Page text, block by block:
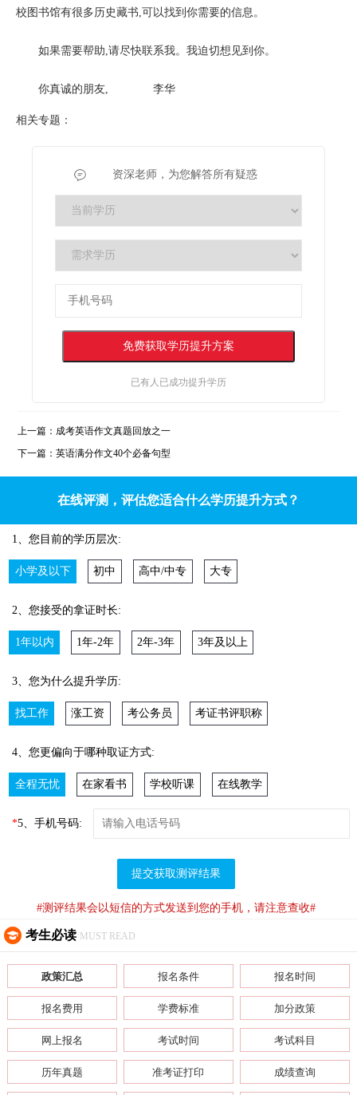
校图书馆有很多历史藏书,可以找到你需要的信息。
如果需要帮助,请尽快联系我。我迫切想见到你。
你真诚的朋友, 李华
相关专题：
资深老师，为您解答所有疑惑
已有 人已成功提升学历
上一篇： 成考英语作文真题回放之一
下一篇： 英语满分作文40个必备句型
在线评测，评估您适合什么学历提升方式？
1、您目前的学历层次:
小学及以下 初中 高中/中专 大专
2、您接受的拿证时长:
1年以内 1年-2年 2年-3年 3年及以上
3、您为什么提升学历:
找工作 涨工资 考公务员 考证书评职称
4、您更偏向于哪种取证方式:
全程无忧 在家看书 学校听课 在线教学
*5、手机号码:
提交获取测评结果
#测评结果会以短信的方式发送到您的手机，请注意查收#
考生必读 MUST READ
政策汇总 报名条件 报名时间
报名费用 学费标准 加分政策
网上报名 考试时间 考试科目
历年真题 准考证打印 成绩查询